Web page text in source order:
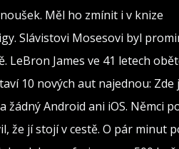
Měl ho zmínit i v knize
Slávistovi Mosesovi byl
LeBron James ve 41 letech
10 nových aut najednou:
žádný Android ani iOS. Němci
že jí stojí v cestě. O pár minut